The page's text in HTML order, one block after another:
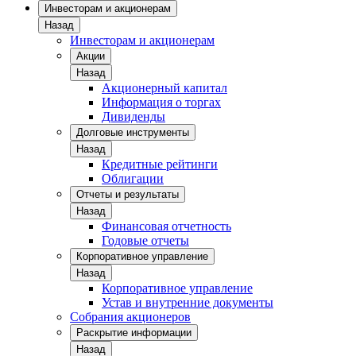
Инвесторам и акционерам
Назад
Инвесторам и акционерам
Акции
Назад
Акционерный капитал
Информация о торгах
Дивиденды
Долговые инструменты
Назад
Кредитные рейтинги
Облигации
Отчеты и результаты
Назад
Финансовая отчетность
Годовые отчеты
Корпоративное управление
Назад
Корпоративное управление
Устав и внутренние документы
Собрания акционеров
Раскрытие информации
Назад